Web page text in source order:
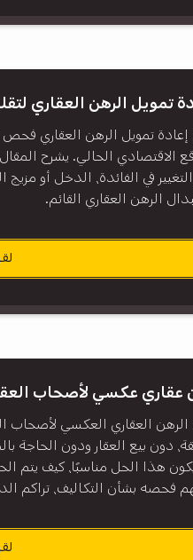
تمويل الرهن العقاري
إعادة تمويل الرهن العقاري
الاقتصادي الحالي. يشرح
التغيير في الفائدة، الدخل أو
الرهن العقاري القائم.
عقاري عكسي لأصحاب
الرهن العقاري العكسي لأصحاب
دون بيع العقار ودون الحاجة
هذا الحل مناسبًا، كيف يتم
فحصه بشأن التكاليف، تراكم